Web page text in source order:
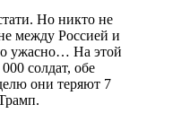
Но никто не
между Россией и
ужасно… На этой
солдат, обе
они теряют 7